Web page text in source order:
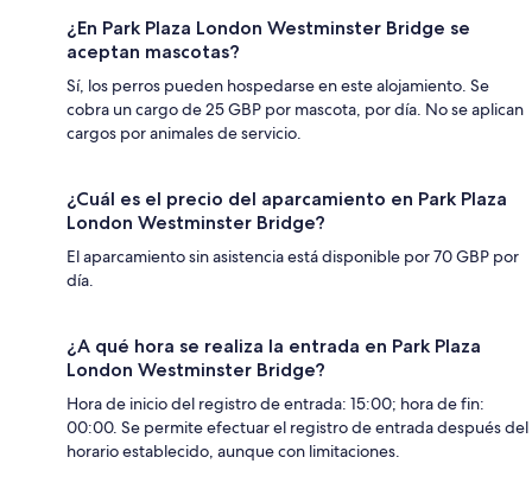
¿En Park Plaza London Westminster Bridge se
aceptan mascotas?
Sí, los perros pueden hospedarse en este alojamiento. Se
cobra un cargo de 25 GBP por mascota, por día. No se aplican
cargos por animales de servicio.
¿Cuál es el precio del aparcamiento en Park Plaza
London Westminster Bridge?
El aparcamiento sin asistencia está disponible por 70 GBP por
día.
¿A qué hora se realiza la entrada en Park Plaza
London Westminster Bridge?
Hora de inicio del registro de entrada: 15:00; hora de fin:
00:00. Se permite efectuar el registro de entrada después del
horario establecido, aunque con limitaciones.